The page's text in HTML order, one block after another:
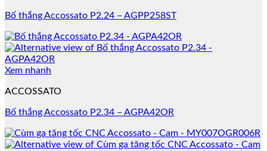
Bố thắng Accossato P2.24 – AGPP258ST
Xem nhanh
ACCOSSATO
Bố thắng Accossato P2.34 – AGPA42OR